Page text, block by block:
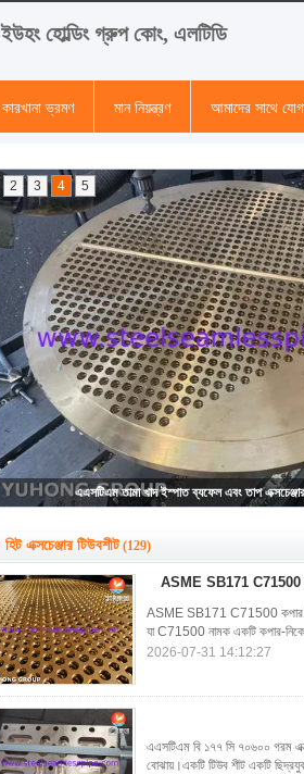
ইউহং হোল্ডিং গ্রুপ কোং, এলটিডি
কারখানা ভ্রমণ মান নিয়ন্ত্রণ আমাদের সাথে
এএসটিএম তামা খাদ ইস্পাত ব্যফেল এবং তাপ
2 3 4 5
হিট এক্সচেঞ্জার টিউবশীট (129)
ASME SB171 C71500
ASME SB171 C71500 কপার
যা C71500 নামক একটি কপার-
2026-07-31 14:12:27
এএসটিএম বি ১৭৭ সি ৭০৬০০ গরম
বোঝায়।একটি টিউব শীট একটি